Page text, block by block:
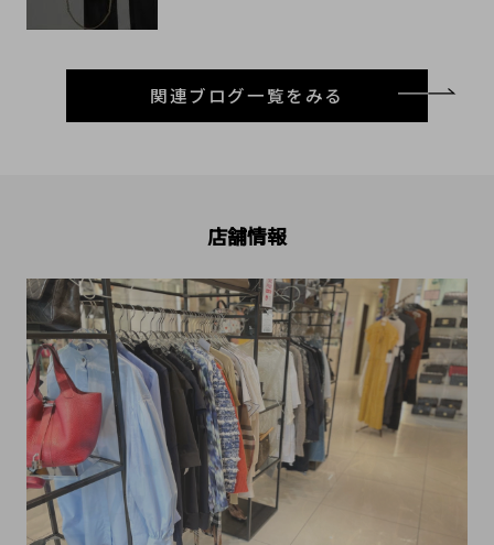
関連ブログ一覧をみる
店舗情報